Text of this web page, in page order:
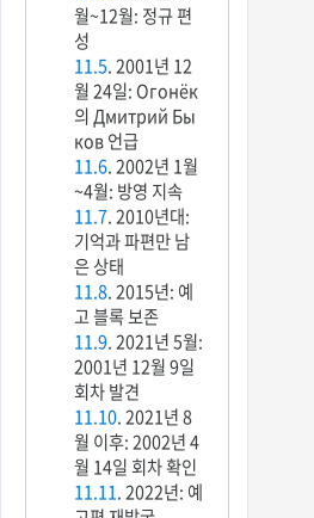
월~12월: 정규 편
성
11.5. 2001년 12
월 24일: Огонёк
의 Дмитрий Бы
ков 언급
11.6. 2002년 1월
~4월: 방영 지속
11.7. 2010년대:
기억과 파편만 남
은 상태
11.8. 2015년: 예
고 블록 보존
11.9. 2021년 5월:
2001년 12월 9일
회차 발견
11.10. 2021년 8
월 이후: 2002년 4
월 14일 회차 확인
11.11. 2022년: 예